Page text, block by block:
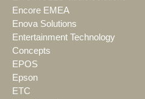
Encore EMEA
Enova Solutions
Entertainment Technology
Concepts
EPOS
Epson
ETC